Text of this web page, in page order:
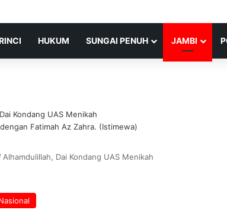
HUKUM SUNGAI PENUH JAMBI
Fatimah Az Zahra. (Istimewa)
Alhamdulillah, Dai Kondang UAS Menikah